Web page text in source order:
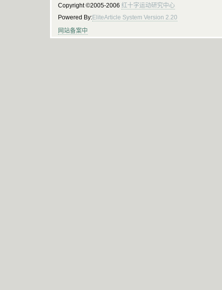
Copyright ©2005-2006 红十字运动研究中心
Powered By:EliteArticle System Version 2.20
网站备案中